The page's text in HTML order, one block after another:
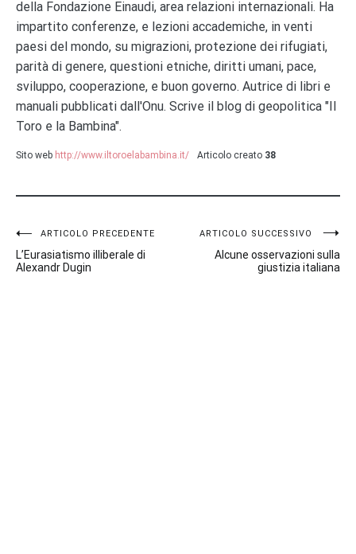
della Fondazione Einaudi, area relazioni internazionali. Ha
impartito conferenze, e lezioni accademiche, in venti
paesi del mondo, su migrazioni, protezione dei rifugiati,
parità di genere, questioni etniche, diritti umani, pace,
sviluppo, cooperazione, e buon governo. Autrice di libri e
manuali pubblicati dall'Onu. Scrive il blog di geopolitica "Il
Toro e la Bambina".
Sito web http://www.iltoroelabambina.it/ Articolo creato 38
Navigazione
articoli
ARTICOLO PRECEDENTE
L’Eurasiatismo illiberale di
Alexandr Dugin
ARTICOLO SUCCESSIVO
Alcune osservazioni sulla
giustizia italiana